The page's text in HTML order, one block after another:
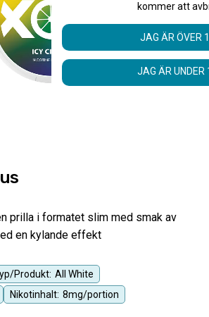
Produkt: All White
Nikotinhalt: 8mg/portion
prilla i formatet slim med smak av
en kylande effekt
kommer att
JAG ÄR ÖVER
JAG ÄR UNDER